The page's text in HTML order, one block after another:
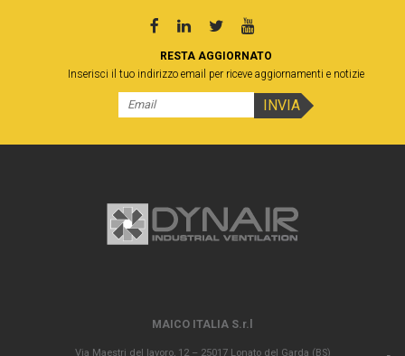
RESTA AGGIORNATO
Inserisci il tuo indirizzo email per riceve aggiornamenti e notizie
MAICO ITALIA S.r.l
Via Maestri del lavoro, 12 – 25017 Lonato del Garda (BS)